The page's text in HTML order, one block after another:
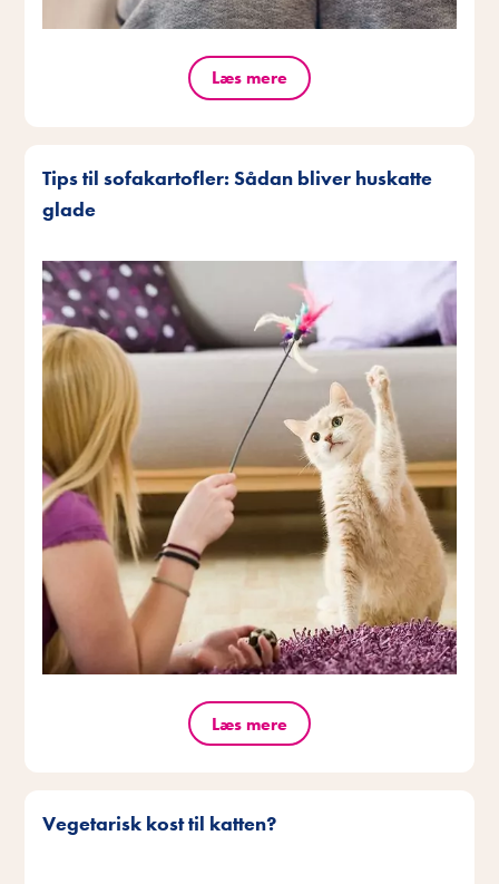
Læs mere
Tips til sofakartofler: Sådan bliver huskatte
glade
Læs mere
Vegetarisk kost til katten?